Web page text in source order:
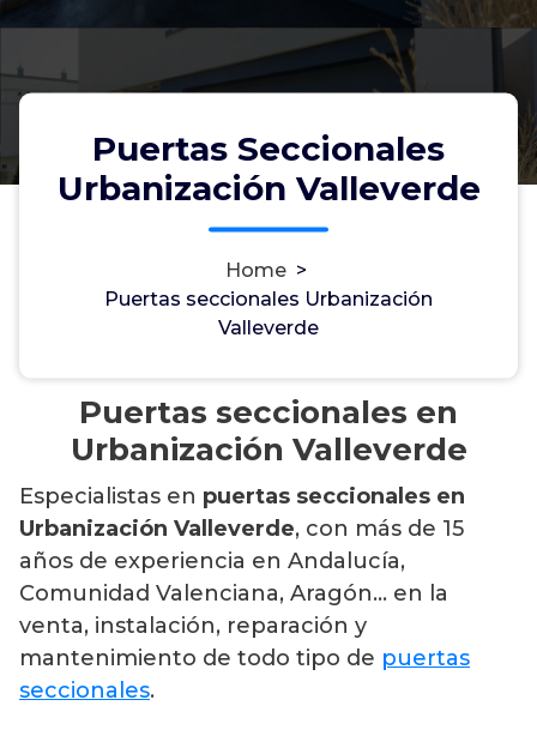
Puertas Seccionales
Urbanización Valleverde
Home >
Puertas seccionales Urbanización
Valleverde
Puertas seccionales en
Urbanización Valleverde
Especialistas en puertas seccionales en
Urbanización Valleverde, con más de 15
años de experiencia en Andalucía,
Comunidad Valenciana, Aragón… en la
venta, instalación, reparación y
mantenimiento de todo tipo de puertas
seccionales.